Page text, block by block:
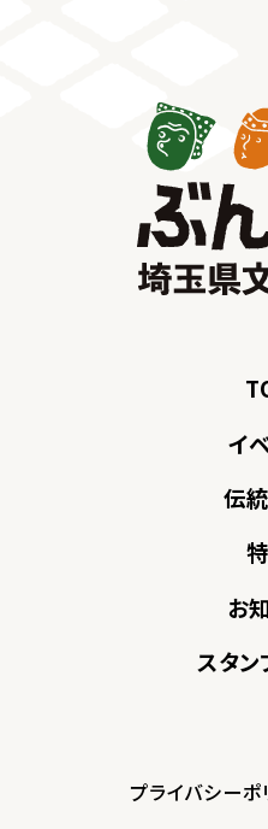
イ
伝
お
スタン
プライバシーポ